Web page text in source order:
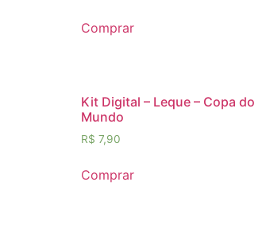
Comprar
Kit Digital – Leque – Copa do
Mundo
R$ 7,90
Comprar